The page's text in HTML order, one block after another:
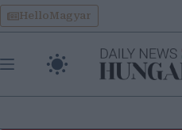
Skip
to
content
HelloMagyar